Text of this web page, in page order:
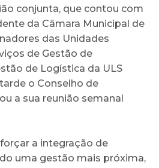
conjunta, que contou com
da Câmara Municipal de
das Unidades
de Gestão de
de Logística da ULS
o Conselho de
a sua reunião semanal
a integração de
uma gestão mais próxima,